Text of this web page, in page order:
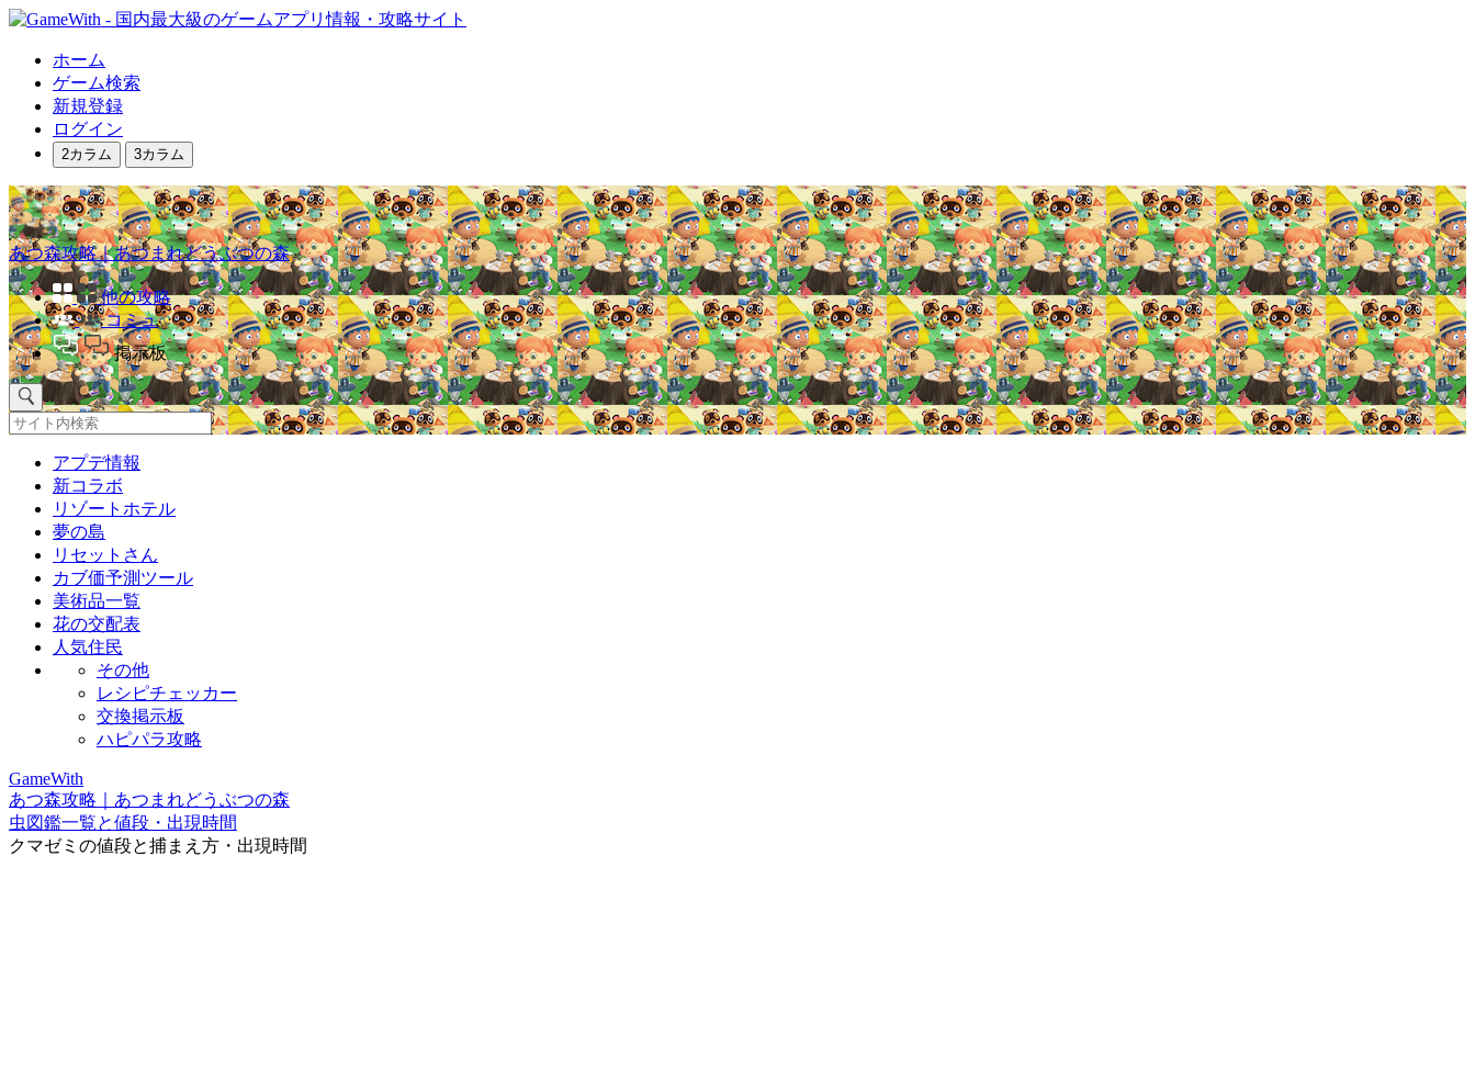
ホーム
ゲーム検索
新規登録
ログイン
2カラム 3カラム
あつ森攻略｜あつまれどうぶつの森
他の攻略
コミュ
掲示板
アプデ情報
新コラボ
リゾートホテル
夢の島
リセットさん
カブ価予測ツール
美術品一覧
花の交配表
人気住民
その他
レシピチェッカー
交換掲示板
ハピパラ攻略
GameWith
あつ森攻略｜あつまれどうぶつの森
虫図鑑一覧と値段・出現時間
クマゼミの値段と捕まえ方・出現時間